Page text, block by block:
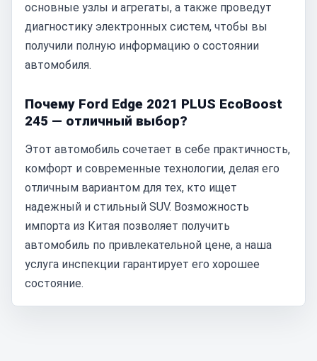
основные узлы и агрегаты, а также проведут
диагностику электронных систем, чтобы вы
получили полную информацию о состоянии
автомобиля.
Почему Ford Edge 2021 PLUS EcoBoost
245 — отличный выбор?
Этот автомобиль сочетает в себе практичность,
комфорт и современные технологии, делая его
отличным вариантом для тех, кто ищет
надежный и стильный SUV. Возможность
импорта из Китая позволяет получить
автомобиль по привлекательной цене, а наша
услуга инспекции гарантирует его хорошее
состояние.